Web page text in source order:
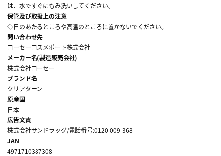
は、水ですぐにもみ洗いしてください。
保管及び取扱上の注意
◇日のあたるところや高温のところに置かないでください。
問い合わせ先
コーセーコスメポート株式会社
メーカー名(製造販売会社)
株式会社コーセー
ブランド名
クリアターン
原産国
日本
広告文責
株式会社サンドラッグ/電話番号:0120-009-368
JAN
4971710387308